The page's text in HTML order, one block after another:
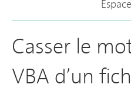
Casser le
VBA d’un